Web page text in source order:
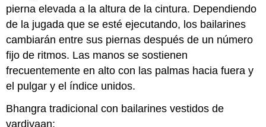
pierna elevada a la altura de la cintura. Dependiendo
de la jugada que se esté ejecutando, los bailarines
cambiarán entre sus piernas después de un número
fijo de ritmos. Las manos se sostienen
frecuentemente en alto con las palmas hacia fuera y
el pulgar y el índice unidos.
Bhangra tradicional con bailarines vestidos de
vardiyaan: